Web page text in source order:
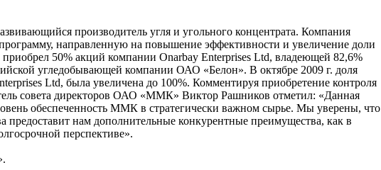
производитель угля и угольного концентрата. Компания
направленную на повышение эффективности и увеличение доли
50% акций компании Onarbay Enterprises Ltd, владеющей 82,6%
угледобывающей компании ОАО «Белон». В октябре 2009 г. доля
Ltd, была увеличена до 100%. Комментируя приобретение контроля
совета директоров ОАО «ММК» Виктор Рашников отметил: «Данная
обеспеченность ММК в стратегически важном сырье. Мы уверены, что
предоставит нам дополнительные конкурентные преимущества, как в
перспективе».